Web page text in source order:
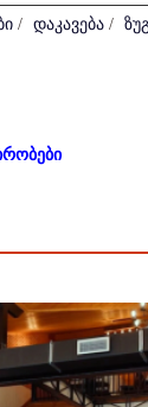
/ დაკავება /